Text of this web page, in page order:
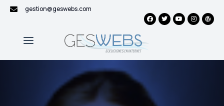
gestion@geswebs.com